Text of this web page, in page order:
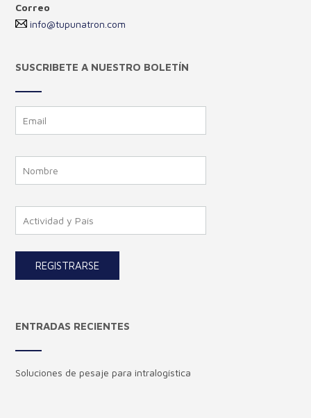
Correo
info@tupunatron.com
SUSCRIBETE A NUESTRO BOLETÍN
ENTRADAS RECIENTES
Soluciones de pesaje para intralogística